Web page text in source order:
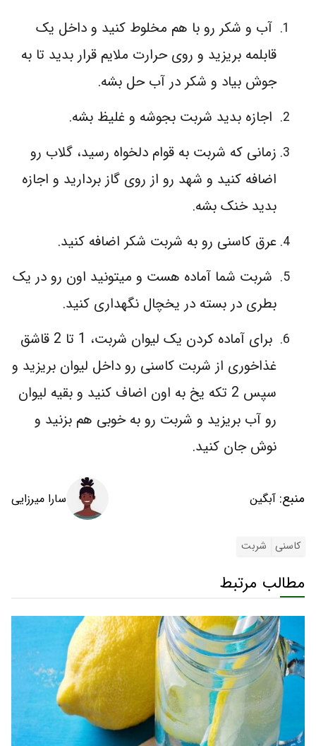
آب و شکر رو با هم مخلوط کنید و داخل یک
قابلمه بریزید و روی حرارت ملایم قرار بدید تا به
جوش بیاد و شکر در آب حل بشه.
اجازه بدید شربت بجوشه و غلیظ بشه.
زمانی که شربت به قوام دلخواه رسید، گلاب رو
اضافه کنید و شهد رو از روی گاز بردارید و اجازه
بدید خنک بشه.
عرق کاسنی رو به شربت شکر اضافه کنید.
شربت شما آماده هست و میتونید اون رو در یک
بطری در بسته در یخچال نگهداری کنید.
برای آماده کردن یک لیوان شربت، 1 تا 2 قاشق
غذاخوری از شربت کاسنی رو داخل لیوان بریزید و
سپس 2 تکه یخ به اون اضاف کنید و بقیه لیوان
رو آب بریزید و شربت رو به خوبی هم بزنید و
نوش جان کنید.
منبع: آبگین سارا میرزایی
کاسنی شربت
مطالب مرتبط